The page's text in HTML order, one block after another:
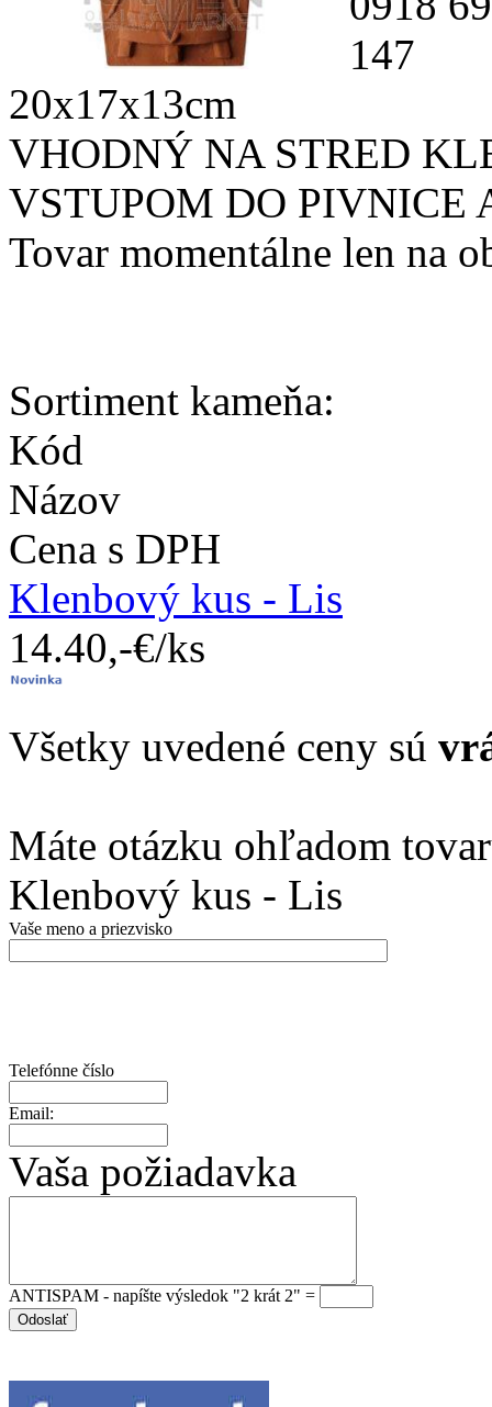
20x17x13cm
VHODNÝ NA STRED
VSTUPOM DO PIVNICE
Tovar momentálne len na
Sortiment kameňa:
Kód
Názov
Cena s DPH
Klenbový kus - Lis
14.40,-€/ks
Všetky uvedené ceny sú
Máte otázku ohľadom
Klenbový kus - Lis
Vaše meno a priezvisko
Telefónne číslo
Email:
Vaša požiadavka
ANTISPAM - napíšte výsledok "2 krát 2" =